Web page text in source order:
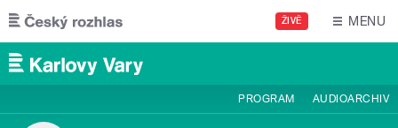
Přejít k hlavnímu obsahu
ŽIVĚ MENU
PROGRAM AUDIOARCHIV